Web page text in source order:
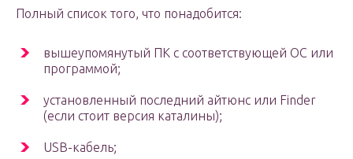
Полный список того, что понадобится:
вышеупомянутый ПК с соответствующей ОС или
программой;
установленный последний айтюнс или Finder
(если стоит версия каталины);
USB-кабель;